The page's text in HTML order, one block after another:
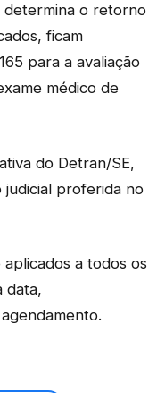
determina o retorno
ficam
para a avaliação
médico de
do Detran/SE,
judicial proferida no
a todos os
data,